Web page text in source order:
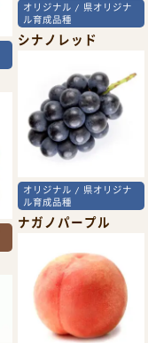
オリジナル / 県オリジナ
ル育成品種
シナノレッド
オリジナル / 県オリジナ
ル育成品種
ナガノパープル